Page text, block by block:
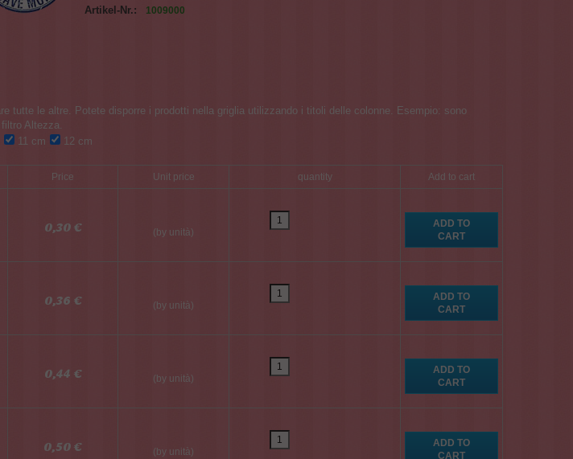
Artikel-Nr.: 1009000
11 cm 12 cm
Price Unit price quantity Add to cart
0,30 € (by unità)
0,36 € (by unità)
0,44 € (by unità)
0,50 € (by unità)